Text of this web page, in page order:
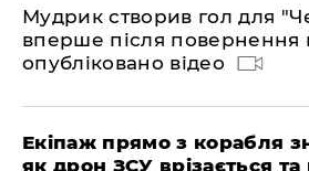
Мудрик створив гол для
вперше після повернення
опубліковано відео
Екіпаж прямо з корабля
як дрон ЗСУ врізається та